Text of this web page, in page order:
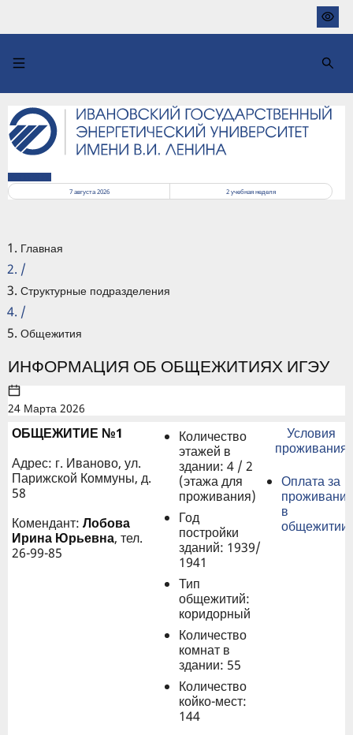
основному
7 августа 2026
2учебная неделя
Главная
/
Структурные подразделения
/
Общежития
ИНФОРМАЦИЯ ОБ ОБЩЕЖИТИЯХ ИГЭУ
24 Марта 2026
ОБЩЕЖИТИЕ №1
Адрес: г. Иваново, ул.
Парижской Коммуны, д.
58
Комендант: Лобова
Ирина Юрьевна, тел.
26-99-85
Количество
этажей в
здании: 4 / 2
(этажа для
проживания)
Год
постройки
зданий: 1939/
1941
Тип
общежитий:
коридорный
Количество
комнат в
здании: 55
Количество
койко-мест:
144
Условия
проживания
Оплата за
проживание
в
общежитии